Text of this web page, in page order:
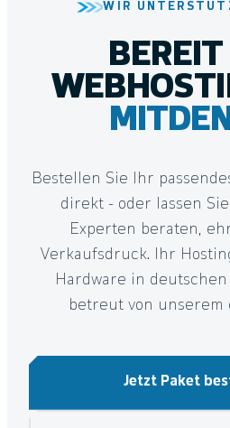
WIR
Bestellen Sie Ihr
direkt - oder lassen
Experten beraten,
Verkaufsdruck. Ihr
Hardware in
betreut von unserem
Jetzt Paket